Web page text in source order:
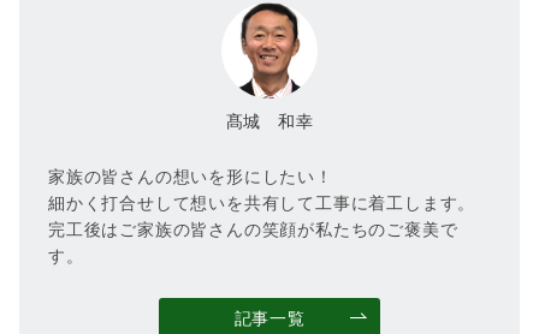
髙城 和幸
家族の皆さんの想いを形にしたい！
細かく打合せして想いを共有して工事に着工します。
完工後はご家族の皆さんの笑顔が私たちのご褒美で
す。
記事一覧